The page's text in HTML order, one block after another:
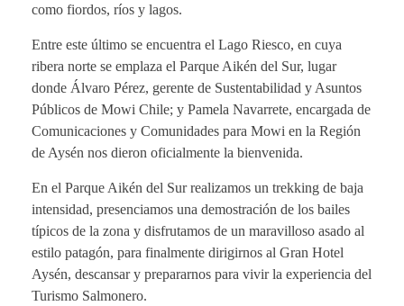
como fiordos, ríos y lagos.
Entre este último se encuentra el Lago Riesco, en cuya
ribera norte se emplaza el Parque Aikén del Sur, lugar
donde Álvaro Pérez, gerente de Sustentabilidad y Asuntos
Públicos de Mowi Chile; y Pamela Navarrete, encargada de
Comunicaciones y Comunidades para Mowi en la Región
de Aysén nos dieron oficialmente la bienvenida.
En el Parque Aikén del Sur realizamos un trekking de baja
intensidad, presenciamos una demostración de los bailes
típicos de la zona y disfrutamos de un maravilloso asado al
estilo patagón, para finalmente dirigirnos al Gran Hotel
Aysén, descansar y prepararnos para vivir la experiencia del
Turismo Salmonero.